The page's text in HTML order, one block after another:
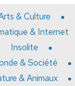
& Culture
& Internet
Insolite
& Société
& Animaux